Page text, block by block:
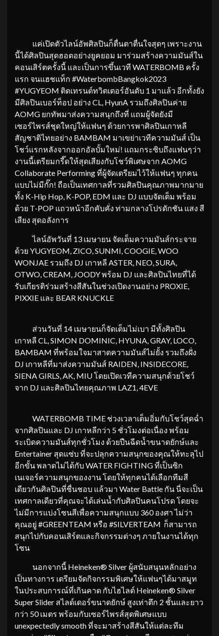
แค่เปิดตัวไลน์อัพศิลปินก็ตื่นตาตื่นใจสุดๆ เพราะงาน
นี้ได้ศิลปินสุดฮอตอย่างยูคยอม มาร่วมสร้างความมันส์ใน
คอนเสิร์ตครั้งนี้ และเป็นการขึ้นเวที WATERBOMB ครั้ง
แรก จนแฮชแท็ก #WaterbombBangkok2023
#YUGYEOM ติดเทรนด์ทวิตเตอร์อันดับ 1 มาแล้ว อีกทั้งยัง
มีศิลปินเบอร์ท็อป อย่าง CL, HyunA รวมถึงศิลปินค่าย
AOMG ยกทัพมาส่งความสนุกถึงที่ แถมผู้จัดยังมี
เซอร์ไพรส์ชุดใหญ่ให้แฟนๆ ด้วยการพาศิลปินเกาหลี
สัญชาติไทยอย่าง BAMBAM มาเขย่าเวทีความมันส์ เป็น
โชว์แรกหลังจากออกอัลบั้มใหม่! แถมกระซิบถึงแฟนๆว่า
งานนี้เตรียมกรี๊ดให้สุดเสียงกับโชว์พิเศษจาก AOMG
Collaborate Performing ที่ผู้จัดเตรียมไว้ให้แฟนๆ ทุกคน
แบบไม่มีกั๊ก! ถือเป็นเทศกาลที่รวมศิลปินคุณภาพมากมาย
ทั้ง K-Hip Hop, K-POP, EDM และ DJ แบบจัดเต็ม พร้อม
ด้วย T-POP แถวหน้าอีกคับคั่ง ท่ามกลางโปรดักชัน แสง สี
เสียง สุดอลังการ
ไลน์อัพวันที่ 13 เมษายน จัดเต็มความมันส์กระจาย
ด้วย YUGYEOM, ZICO, SUNMI, COOGIE, WOO
WONJAE รวมถึง DJ เกาหลี ASTER, NEO, SURA,
OTWO, CREAM, JOODY พร้อม DJ และศิลปินไทยที่ได้
รับเกียรติร่วมสร้างสีสันในช่วงเปิดงานอย่าง PROXIE,
PIXXIE และ BEAR KNUCKLE
ส่วนวันที่ 14 เมษายนก็จัดเต็มไม่เบา มีทั้งศิลปิน
เกาหลี CL, SIMON DOMINIC, HYUNA, GRAY, LOCO,
BAMBAM ที่พร้อมใจมาสาดความมันส์ไม่ยั้ง รวมถึงฝั่ง
DJ เกาหลีที่มาส่งความมันส์ RAIDEN, INSIDECORE,
SIENA GIRLS, AK, MIU โดยเปิดเวทีความสนุกด้วยโชว์
จาก DJ และศิลปินไทยคุณภาพ LAZ1, 4EVE
WATERBOMB TIME ช่วงเวลาเต็มอิ่มกับโชว์สุดฉ่ำ
จากศิลปินและ DJ เกาหลีกว่า 5 ชั่วโมงต่อเนื่อง พร้อม
ระเบิดความมันส์ทุกชั่วโมง ด้วยปืนฉีดน้ำขนาดยักษ์และ
Entertainer สุดแซ่บ ที่จะปลุกความสนุกของคุณให้ทะลุไป
อีกขั้น พลาดไม่ได้กับ WATER FIGHTING ที่เป็นซิก
เนเจอร์ความสนุกของงาน โดยให้ทุกคนได้เลือกทีมสี
เดียวกันศิลปินที่ชื่นชอบ แล้วมา Water Battle กัน นี่จะเป็น
เทศกาลเดียวที่คุณจะได้เล่นน้ำกับศิลปินคนโปรด โดยจะ
ไม่มีการแบ่งโซนสีเพื่อความสนุกแบบ 360 องศา ไม่ว่า
คุณอยู่ #GREENTEAM หรือ #SILVERTEAM ก็สามารถ
สนุกไปกับคอนเสิร์ตและกิจกรรมต่างๆ ภายในงานได้ทุก
โซน
นอกจากนี้ Heineken® Silver ผู้สนับสนุนหลักอย่าง
เป็นทางการ เตรียมจัดกิจกรรมพิเศษให้แฟนๆได้มาสมูท
ในประสบการณ์ที่เกินคาด กับไฮไลต์ Heineken® Silver
Super Slider สไลด์เดอร์ขนาดยักษ์ สูงเท่าตึก 2 ชั้นและยาว
กว่า 50 เมตร พร้อมกับเซอร์ไพรส์สุดพิเศษแบบ
unexpectedly smooth ที่จะมาสร้างสีสันให้แต่ละทีม